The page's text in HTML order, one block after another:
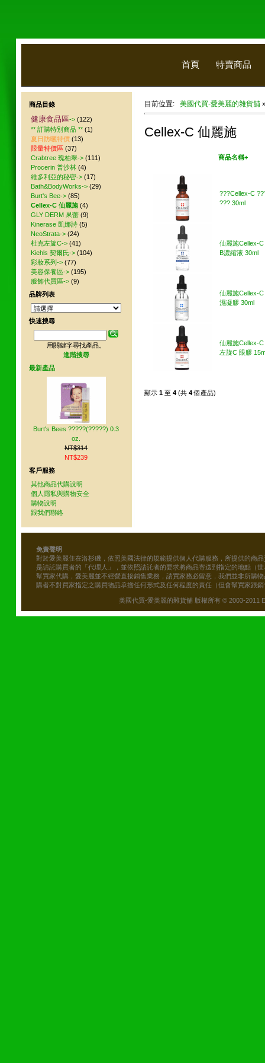
首頁 特賣商品
目前位置: 美國代買-愛美麗的雜貨舖
Cellex-C 仙麗施
商品名稱+
???Cellex-C
??? 30ml
仙麗施Cellex-
B濃縮液 30ml
仙麗施Cellex-
濕凝膠 30ml
仙麗施Cellex-
左旋C 眼膠
顯示 1 至 4 (共 4個產品)
商品目錄
健康食品區-> (122)
** 訂購特別商品 ** (1)
夏日防曬特價 (13)
限量特價區 (37)
Crabtree 瑰柏翠-> (111)
Procerin 普沙林 (4)
維多利亞的秘密-> (17)
Bath&BodyWorks-> (29)
Burt's Bee-> (85)
Cellex-C 仙麗施 (4)
GLY DERM 果蕾 (9)
Kinerase 凱娜詩 (5)
NeoStrata-> (24)
杜克左旋C-> (41)
Kiehls 契爾氏-> (104)
彩妝系列-> (77)
美容保養區-> (195)
服飾代買區-> (9)
品牌列表
快速搜尋
用關鍵字尋找產品。
進階搜尋
最新產品
Burt's Bees ?????(?????) 0.3
oz.
NT$314
NT$239
客戶服務
其他商品代購說明
個人隱私與購物安全
購物說明
跟我們聯絡
免責聲明
對於愛美麗住在洛杉磯，依照美國法律的規範提供個人代購服務，所提供的商
是請託購買者的「代理人」，並依照請託者的要求將商品寄送到指定的地點（
幫買家代購，愛美麗並不經營直接銷售業務，請買家務必留意，我們並非所購
購者不對買家指定之購買物品承擔任何形式及任何程度的責任（但會幫買家跟
美國代買-愛美麗的雜貨舖 版權所有 © 2003-2011